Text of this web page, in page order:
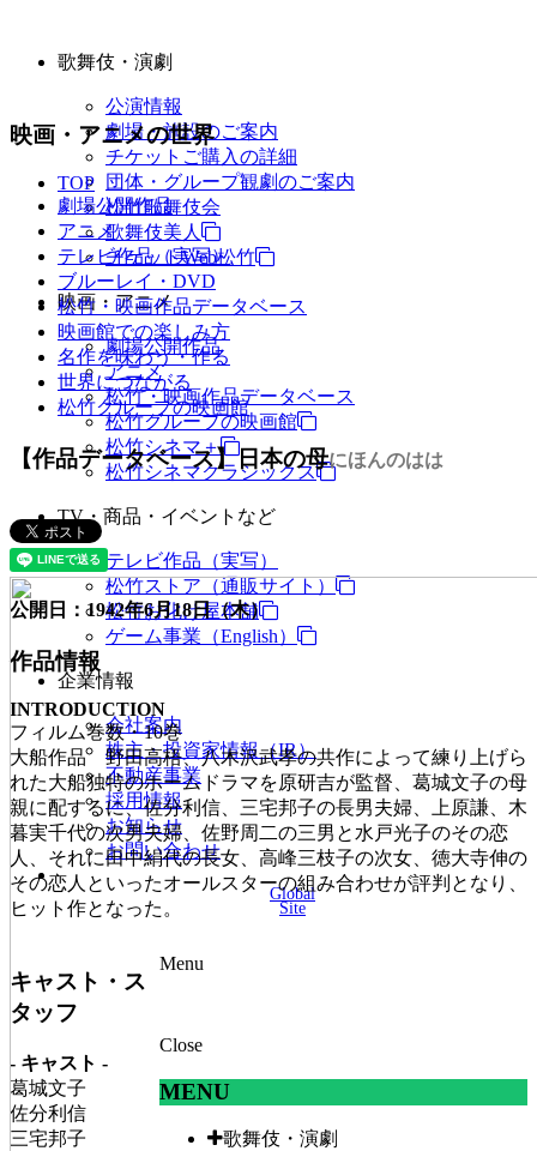
歌舞伎・演劇
公演情報
劇場・施設のご案内
チケットご購入の詳細
団体・グループ観劇のご案内
松竹歌舞伎会
歌舞伎美人
チケットWeb松竹
映画・アニメ
劇場公開作品
アニメ
松竹・映画作品データベース
松竹グループの映画館
松竹シネマ＋
松竹シネマクラシックス
TV・商品・イベントなど
テレビ作品（実写）
松竹ストア（通販サイト）
松竹お化け屋本舗
ゲーム事業（English）
企業情報
会社案内
株主・投資家情報（IR）
不動産事業
採用情報
お知らせ
お問い合わせ
Global
Site
Menu
Close
MENU
歌舞伎・演劇
映画・アニメの世界
TOP
劇場公開作品
アニメ
テレビ作品（実写）
ブルーレイ・DVD
松竹・映画作品データベース
映画館での楽しみ方
名作を味わう・作る
世界につながる
松竹グループの映画館
【作品データベース】日本の母にほんのはは
公開日：1942年6月18日（木）
作品情報
INTRODUCTION
フィルム巻数・10巻
大船作品 野田高梧、八木沢武孝の共作によって練り上げら
れた大船独特のホームドラマを原研吉が監督、葛城文子の母
親に配するに、佐分利信、三宅邦子の長男夫婦、上原謙、木
暮実千代の次男夫婦、佐野周二の三男と水戸光子のその恋
人、それに田中絹代の長女、高峰三枝子の次女、徳大寺伸の
その恋人といったオールスターの組み合わせが評判となり、
ヒット作となった。
キャスト・ス
タッフ
- キャスト -
葛城文子
佐分利信
三宅邦子